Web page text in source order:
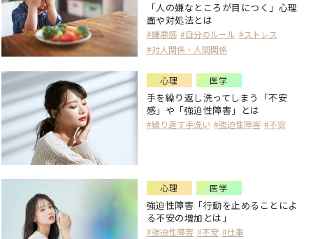
「人の嫌なところが目につく」心理
面や対処法とは
#嫌悪感 #自分のルール #ストレス
#対人関係・人間関係
心理 医学
手を繰り返し洗ってしまう「不安
感」や「強迫性障害」とは
#繰り返す手洗い #強迫性障害 #不安
心理 医学
強迫性障害「行動を止めることによ
る不安の増加とは」
#強迫性障害 #不安 #仕事